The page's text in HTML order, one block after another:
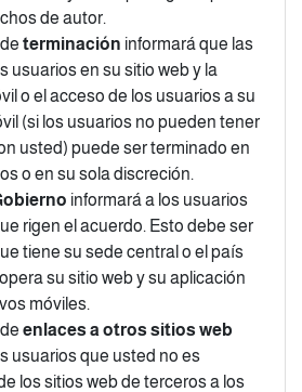
de autor.
terminación informará que las
usuarios en su sitio web y la
o el acceso de los usuarios a su
(si los usuarios no pueden tener
usted) puede ser terminado en
o en su sola discreción.
informará a los usuarios
rigen el acuerdo. Esto debe ser
tiene su sede central o el país
su sitio web y su aplicación
móviles.
enlaces a otros sitios web
usuarios que usted no es
los sitios web de terceros a los